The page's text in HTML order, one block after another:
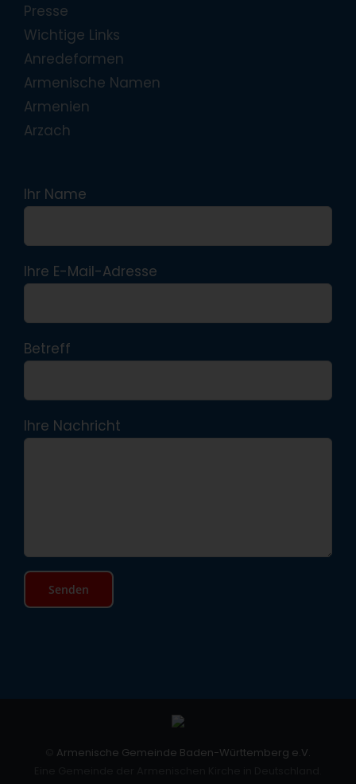
Presse
Wichtige Links
Anredeformen
Armenische Namen
Armenien
Arzach
Ihr Name
Ihre E-Mail-Adresse
Betreff
Ihre Nachricht
Armenische Gemeinde Baden-Württemberg e.V.